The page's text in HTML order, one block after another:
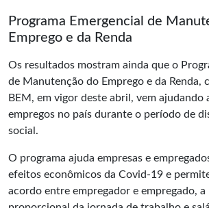
Programa Emergencial de
Emprego e da Renda
Os resultados mostram ainda que o
de Manutenção do Emprego e da Renda,
BEM, em vigor deste abril, vem ajudando
empregos no país durante o período de
social.
O programa ajuda empresas e
efeitos econômicos da Covid-19 e
acordo entre empregador e empregado, a